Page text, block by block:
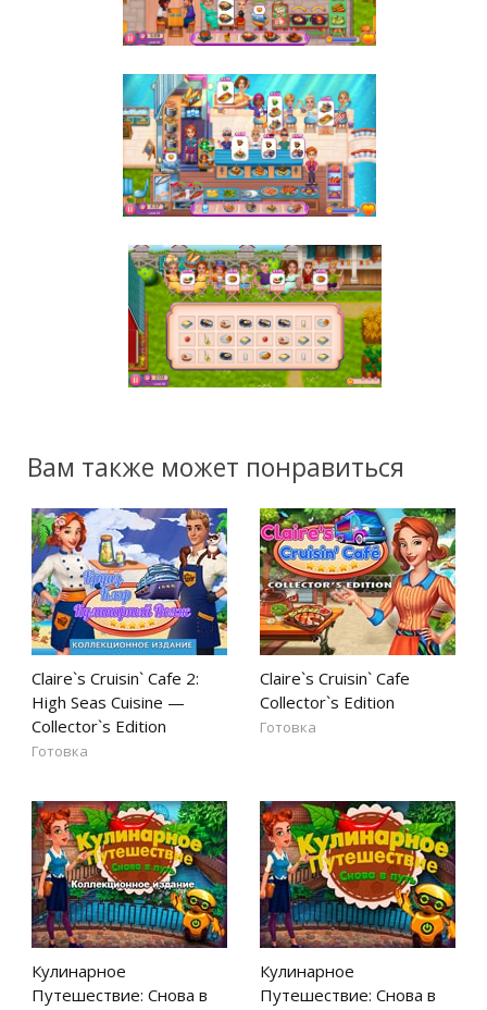
Вам также может понравиться
Claire`s Cruisin` Cafe 2:
High Seas Cuisine —
Collector`s Edition
Готовка
Claire`s Cruisin` Cafe
Collector`s Edition
Готовка
Кулинарное
Путешествие: Снова в
Кулинарное
Путешествие: Снова в